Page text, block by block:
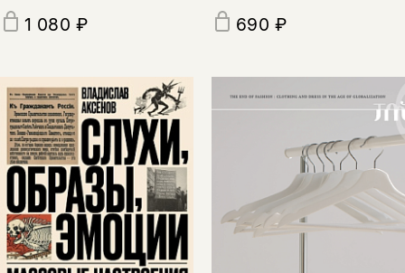
1 080 ₽ 690 ₽